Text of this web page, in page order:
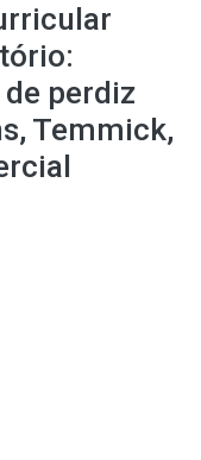
perdiz
Temmick,